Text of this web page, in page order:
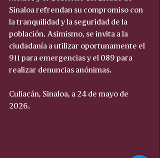
Sinaloa refrendan su compromiso con
la tranquilidad y la seguridad de la
población. Asimismo, se invita a la
ciudadanía a utilizar oportunamente el
911 para emergencias y el 089 para
realizar denuncias anónimas.
Culiacán, Sinaloa, a 24 de mayo de
2026.